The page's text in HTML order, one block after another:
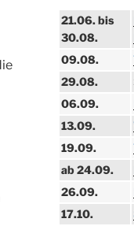
21.06. bis
30.08.
09.08.
29.08.
06.09.
13.09.
19.09.
ab 24.09.
26.09.
17.10.